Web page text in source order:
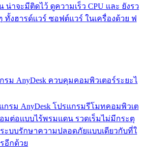
าจะมีติดไว้ ดูความเร็ว CPU และ ยังรว
ทั้งฮารด์แวร์ ซอฟต์แวร์ ในเครื่องด้วย ฟ
รม AnyDesk ควบคุมคอมพิวเตอร์ระยะไ
กรม AnyDesk โปรแกรมรีโมทคอมพิวเต
มต่อแบบไร้พรมแดน รวดเร็มไม่มีกระตุ
บบรักษาความปลอดภัยแบบเดียวกับที่ใ
อีกด้วย